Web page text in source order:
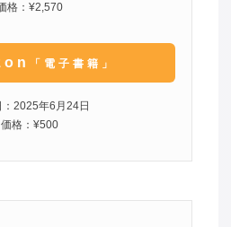
格：¥2,570
「電子書籍」
：2025年6月24日
価格：¥500